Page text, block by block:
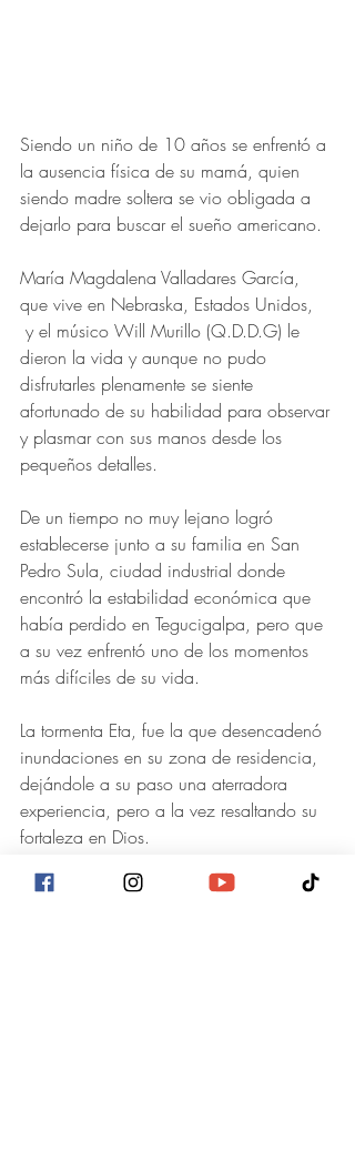
Siendo un niño de 10 años se enfrentó a
la ausencia física de su mamá, quien
siendo madre soltera se vio obligada a
dejarlo para buscar el sueño americano.
María Magdalena Valladares García,
que vive en Nebraska, Estados Unidos,
y el músico Will Murillo (Q.D.D.G) le
dieron la vida y aunque no pudo
disfrutarles plenamente se siente
afortunado de su habilidad para observar
y plasmar con sus manos desde los
pequeños detalles.
De un tiempo no muy lejano logró
establecerse junto a su familia en San
Pedro Sula, ciudad industrial donde
encontró la estabilidad económica que
había perdido en Tegucigalpa, pero que
a su vez enfrentó uno de los momentos
más difíciles de su vida.
La tormenta Eta, fue la que desencadenó
inundaciones en su zona de residencia,
dejándole a su paso una aterradora
experiencia, pero a la vez resaltando su
fortaleza en Dios.
Al grado de describir su día actual como